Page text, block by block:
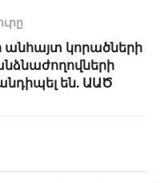
կորածների
են. ԱԱԾ